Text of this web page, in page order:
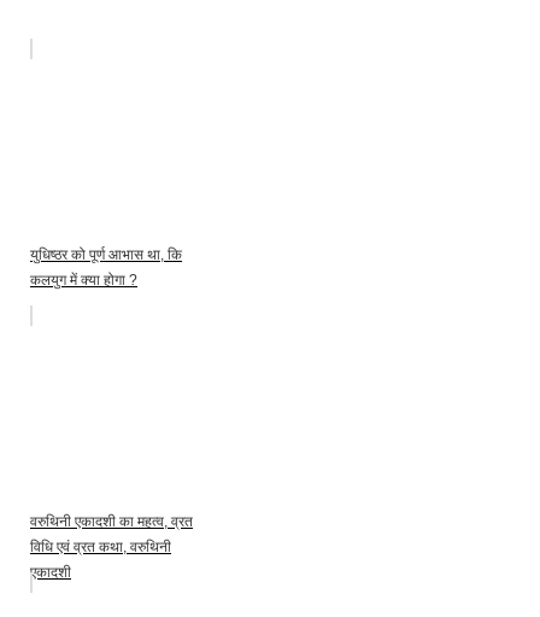
युधिष्ठर को पूर्ण आभास था, कि
कलयुग में क्या होगा ?
वरुथिनी एकादशी का महत्व, व्रत
विधि एवं व्रत कथा, वरुथिनी
एकादशी